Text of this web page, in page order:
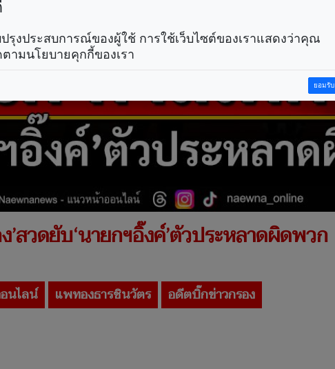
’สวดยับ‘นายกฯอิ๊งค์’ตัวประหลาดผิดพวก
นไลน์ แพทองธารชินวัตร อดีตบิ๊กข่าวกรอง
รุงประสบการณ์ของผู้ใช้ การใช้เว็บไซต์ของเราแสดงว่าคุณ
ามนโยบายคุกกี้ของเรา
ยอมรับ